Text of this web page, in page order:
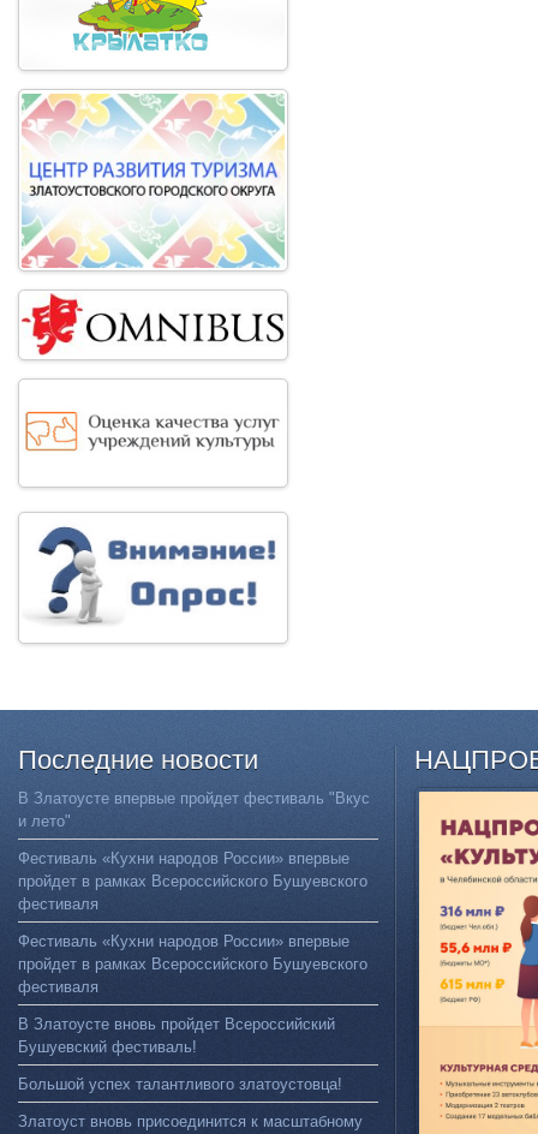
Последние новости
В Златоусте впервые пройдет фестиваль "Вкус
и лето"
Фестиваль «Кухни народов России» впервые
пройдет в рамках Всероссийского Бушуевского
фестиваля
Фестиваль «Кухни народов России» впервые
пройдет в рамках Всероссийского Бушуевского
фестиваля
В Златоусте вновь пройдет Всероссийский
Бушуевский фестиваль!
Большой успех талантливого златоустовца!
Златоуст вновь присоединится к масштабному